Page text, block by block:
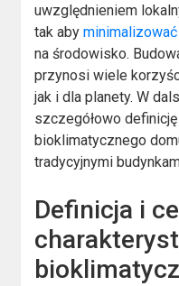
uwzględnieniem
tak aby
na środowisko.
przynosi wiele
jak i dla planety. W
szczegółowo
bioklimatycznego
tradycyjnymi
Definicja i